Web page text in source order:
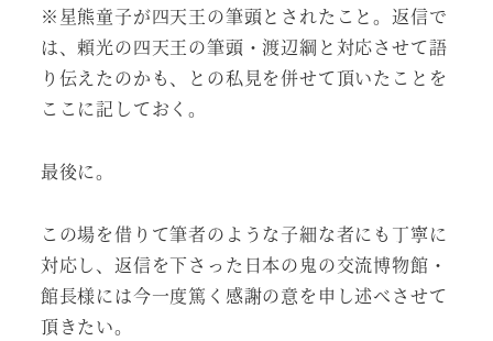
※星熊童子が四天王の筆頭とされたこと。返信で
は、頼光の四天王の筆頭・渡辺綱と対応させて語
り伝えたのかも、との私見を併せて頂いたことを
ここに記しておく。
最後に。
この場を借りて筆者のような子細な者にも丁寧に
対応し、返信を下さった日本の鬼の交流博物館・
館長様には今一度篤く感謝の意を申し述べさせて
頂きたい。